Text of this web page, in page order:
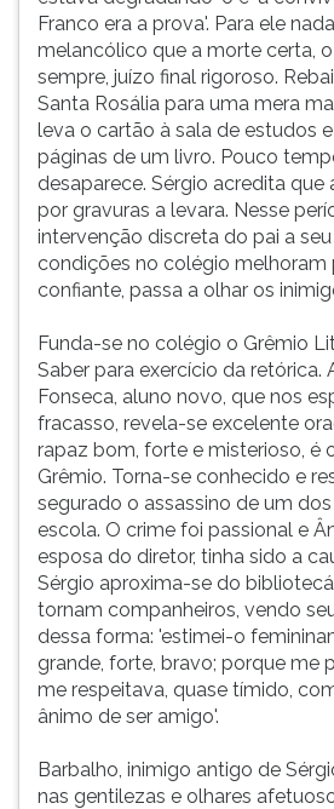
Franco era a prova'. Para ele
melancólico que a morte certa,
sempre, juízo final rigoroso.
Santa Rosália para uma mera
leva o cartão à sala de estudos
páginas de um livro. Pouco
desaparece. Sérgio acredita que
por gravuras a levara. Nesse
intervenção discreta do pai a seu
condições no colégio melhoram
confiante, passa a olhar os
Funda-se no colégio o Grêmio
Saber para exercício da retórica.
Fonseca, aluno novo, que nos
fracasso, revela-se excelente
rapaz bom, forte e misterioso, é
Grêmio. Torna-se conhecido e
segurado o assassino de um
escola. O crime foi passional e
esposa do diretor, tinha sido a
Sérgio aproxima-se do
tornam companheiros, vendo
dessa forma: 'estimei-o
grande, forte, bravo; porque me
me respeitava, quase tímido,
ânimo de ser amigo'.
Barbalho, inimigo antigo de
nas gentilezas e olhares